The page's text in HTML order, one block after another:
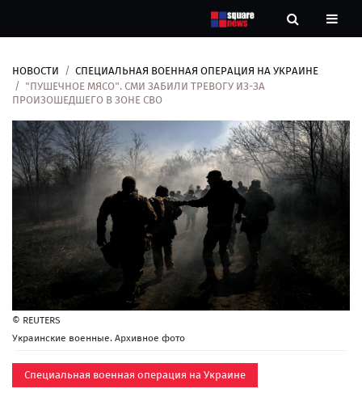
Новости
Рубрики
Контакты
НОВОСТИ
СПЕЦИАЛЬНАЯ ВОЕННАЯ ОПЕРАЦИЯ НА УКРАИНЕ
"ПУШЕЧНОЕ МЯСО". СМИ ЗАБИЛИ ТРЕВОГУ ИЗ-ЗА
ПРОИЗОШЕДШЕГО В ЗОНЕ СВО
© REUTERS
Украинские военные. Архивное фото
Специальная военная операция на Украине